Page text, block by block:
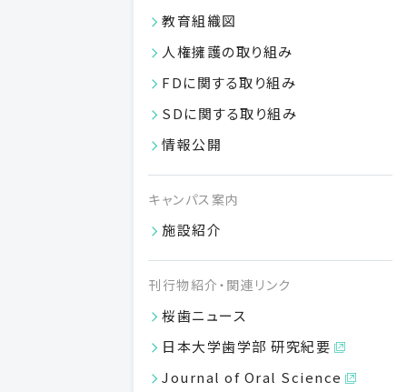
教育組織図
人権擁護の取り組み
FDに関する取り組み
SDに関する取り組み
情報公開
キャンパス案内
施設紹介
刊行物紹介・関連リンク
桜歯ニュース
日本大学歯学部 研究紀要
Journal of Oral Science
令和８年度第３回進学相談会（8/23開催）申込必